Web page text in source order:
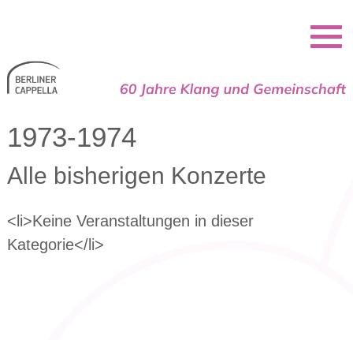
1973-1974
Alle bisherigen Konzerte
<li>Keine Veranstaltungen in dieser
Kategorie</li>